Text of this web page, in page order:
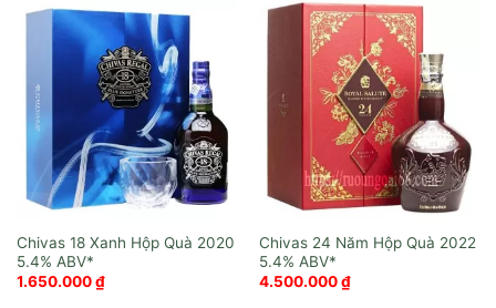
Chivas 18 Xanh Hộp Quà 2020
1.650.000₫
Chivas 24 Năm Hộp Quà 2022
4.500.000₫